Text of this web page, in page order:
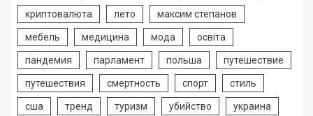
криптовалюта лето максим степанов
мебель медицина мода освіта
пандемия парламент польша путешествие
путешествия смертность спорт стиль
сша тренд туризм убийство украина